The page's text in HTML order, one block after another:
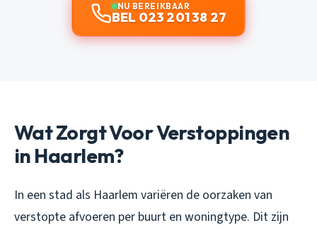
NU BEREIKBAAR
BEL 023 201 38 27
Wat Zorgt Voor Verstoppingen
in Haarlem?
In een stad als Haarlem variëren de oorzaken van
verstopte afvoeren per buurt en woningtype. Dit zijn